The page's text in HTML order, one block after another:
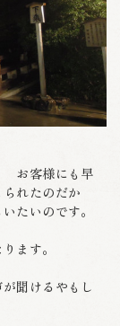
お客様にも早
れたのだか
たいのです。
ます。
聞けるやもし